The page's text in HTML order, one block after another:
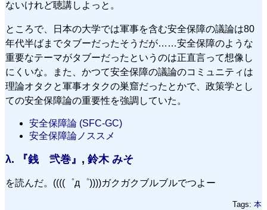
ないけれど聴講しよっと。
ところで、日本の大学では軍事を含む安全保障の議論は80
年代半ばまでタブーだったそうだが……安全保障のような
重要なテーマがタブーだったというのは正直言って想像し
にくいな。また、かつて安全保障の議論のコミュニティは
理論オタクと軍事オタクの巣窟だったとかで、政策学とし
ての安全保障論の重要性を強調していた。
安全保障論 (SFC-GC)
安全保障論ノススメ
λ. 『銭 弐巻』 , 鈴木 みそ
を読んだ。((((゜д゜))))ガクガクブルブルでつよー
Tags: 本